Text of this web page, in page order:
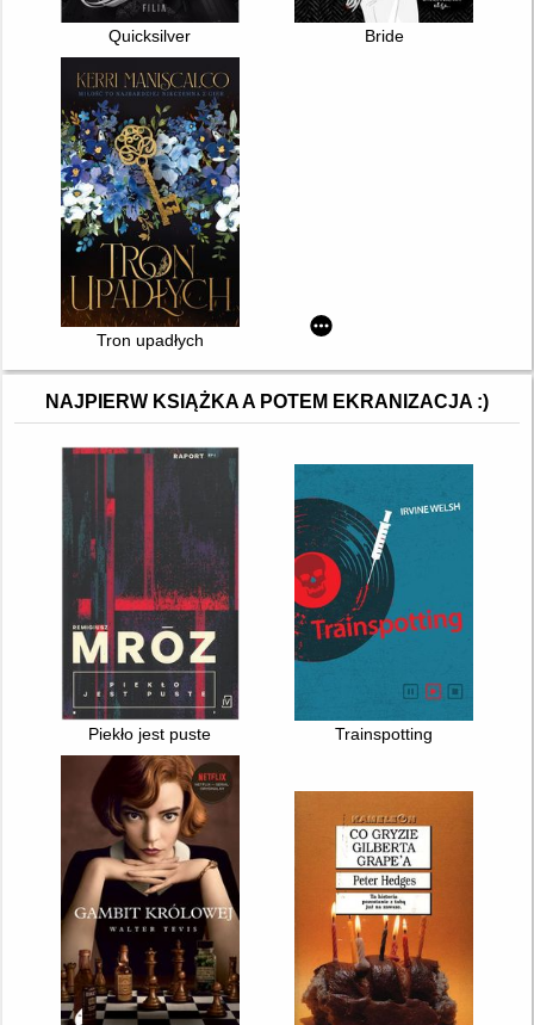
Quicksilver Bride
Tron upadłych
NAJPIERW KSIĄŻKA A POTEM EKRANIZACJA :)
Piekło jest puste Trainspotting